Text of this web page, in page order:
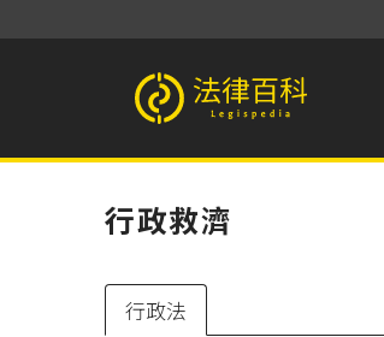
法律百科 Legispedia
行政救濟
行政法